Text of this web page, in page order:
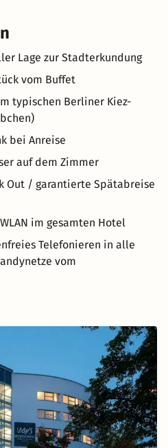
Lage zur Stadterkundung
vom Buffet
typischen Berliner Kiez-
bei Anreise
auf dem Zimmer
Out / garantierte Spätabreise
im gesamten Hotel
Telefonieren in alle
vom